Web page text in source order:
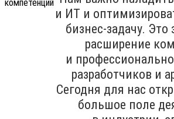
и ИТ и
бизнес-задачу. Это
расширение
и
разработчиков и
Сегодня для нас
большое поле